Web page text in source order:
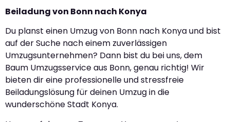
Beiladung von Bonn nach Konya
Du planst einen Umzug von Bonn nach Konya und bist
auf der Suche nach einem zuverlässigen
Umzugsunternehmen? Dann bist du bei uns, dem
Baum Umzugsservice aus Bonn, genau richtig! Wir
bieten dir eine professionelle und stressfreie
Beiladungslösung für deinen Umzug in die
wunderschöne Stadt Konya.